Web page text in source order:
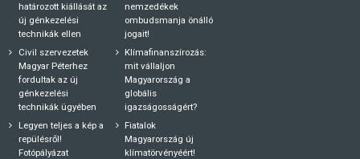
határozott kiállását az
új génkezelési
technikák ellen
Civil szervezetek
Magyar Péterhez
fordultak az új
génkezelési
technikák ügyében
Legyen teljes a kép a
repülésről!
Fotópályázat
nemzedékek
ombudsmanja önálló
jogait!
Klímafinanszírozás:
mit vállaljon
Magyarország a
globális
igazságosságért?
Fiatalok
Magyarország új
klímatörvényéért!